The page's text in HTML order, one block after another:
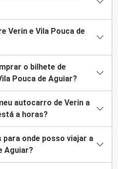
Verin e Vila Pouca de
o bilhete de
Pouca de Aguiar?
autocarro de Verin a
a horas?
onde posso viajar a
Aguiar?